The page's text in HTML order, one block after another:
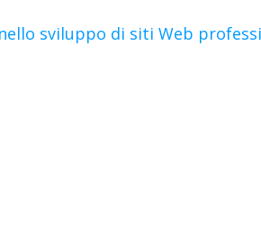
sviluppo di siti Web